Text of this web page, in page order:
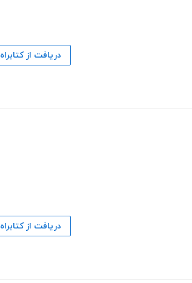
دریافت از کتابراه
دریافت از کتابراه